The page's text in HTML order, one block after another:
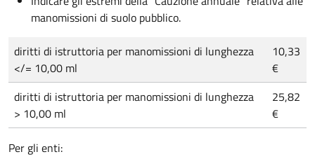
manomissioni di suolo pubblico.
diritti di istruttoria per manomissioni di lunghezza
</= 10,00 ml
10,33
€
diritti di istruttoria per manomissioni di lunghezza
> 10,00 ml
25,82
€
Per gli enti: